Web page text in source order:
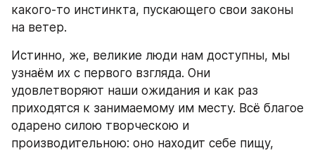
какого-то инстинкта, пускающего свои законы
на ветер.
Истинно, же, великие люди нам доступны, мы
узнаём их с первого взгляда. Они
удовлетворяют наши ожидания и как раз
приходятся к занимаемому им месту. Всё благое
одарено силою творческою и
производительною: оно находит себе пищу,